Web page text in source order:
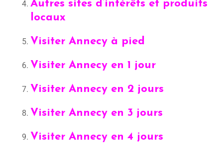
Autres sites d’intérêts et produits
locaux
Visiter Annecy à pied
Visiter Annecy en 1 jour
Visiter Annecy en 2 jours
Visiter Annecy en 3 jours
Visiter Annecy en 4 jours